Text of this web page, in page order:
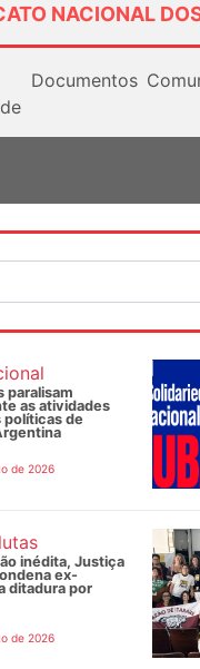
NACIONAL
Documentos
paralisam
as atividades
políticas de
de 2026
inédita, Justiça
ex-
ditadura por
de 2026
Docentes
educação